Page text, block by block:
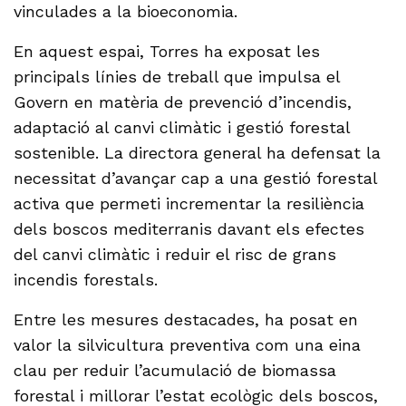
vinculades a la bioeconomia.
En aquest espai, Torres ha exposat les
principals línies de treball que impulsa el
Govern en matèria de prevenció d’incendis,
adaptació al canvi climàtic i gestió forestal
sostenible. La directora general ha defensat la
necessitat d’avançar cap a una gestió forestal
activa que permeti incrementar la resiliència
dels boscos mediterranis davant els efectes
del canvi climàtic i reduir el risc de grans
incendis forestals.
Entre les mesures destacades, ha posat en
valor la silvicultura preventiva com una eina
clau per reduir l’acumulació de biomassa
forestal i millorar l’estat ecològic dels boscos,